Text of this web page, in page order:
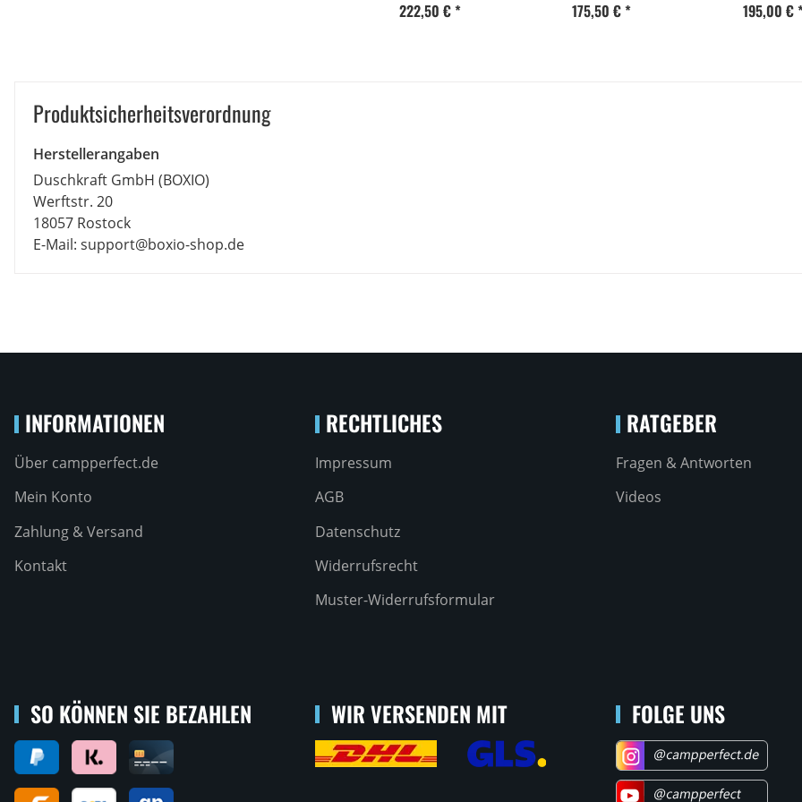
Küchenausbau (magnet)
222,50 €*
Magnetverschluss
175,50 €* 195,00 €
Produkt­sicher­heits­ver­ord­nung
Herstellerangaben
Duschkraft GmbH (BOXIO)
Werftstr. 20
18057 Rostock
E-Mail: support@boxio-shop.de
INFORMATIONEN
Über campperfect.de
Mein Konto
Zahlung & Versand
Kontakt
RECHTLICHES
Impressum
AGB
Datenschutz
Widerrufsrecht
Muster-Widerrufsformular
RATGEBER
Fragen & Antworten
Videos
SO KÖNNEN SIE BEZAHLEN WIR VERSENDEN MIT FOLGE UNS